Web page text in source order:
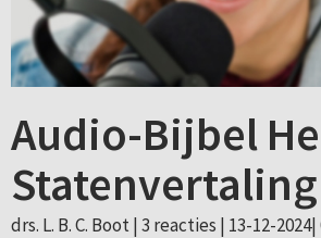
Audio-Bijbel
Statenvertaling
drs. L. B. C. Boot | 3 reacties | 13-12-2024|